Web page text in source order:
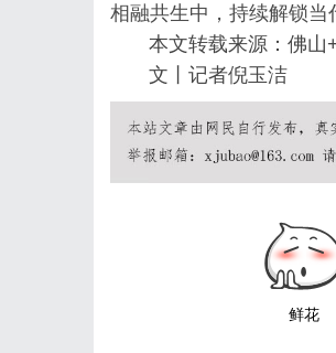
相融共生中，持续解锁
本文转载来源：佛山
文丨记者倪玉洁
鲜花